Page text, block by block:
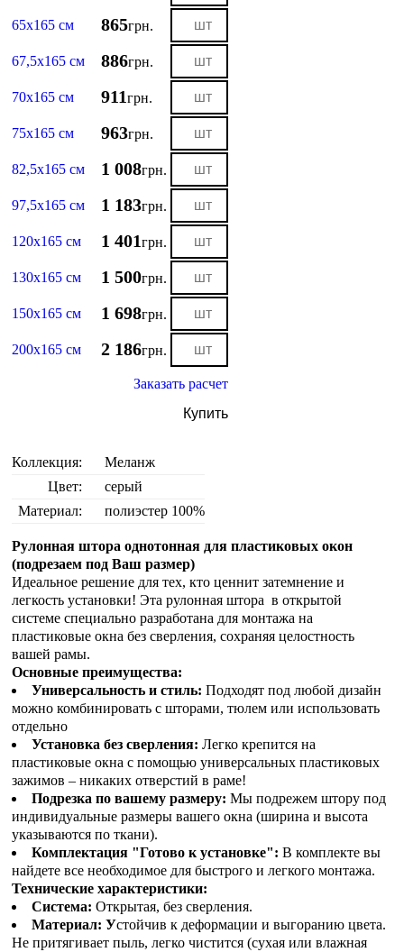
65х165 см 865грн.
67,5х165 см 886грн.
70х165 см 911грн.
75х165 см 963грн.
82,5х165 см 1 008грн.
97,5х165 см 1 183грн.
120х165 см 1 401грн.
130х165 см 1 500грн.
150х165 см 1 698грн.
200х165 см 2 186грн.
Заказать расчет
Купить
Коллекция:
Меланж
Цвет:
серый
Материал:
полиэстер 100%
Рулонная штора однотонная для пластиковых окон
(подрезаем под Ваш размер)
Идеальное решение для тех, кто ценнит затемнение и
легкость установки! Эта рулонная штора в открытой
системе специально разработана для монтажа на
пластиковые окна без сверления, сохраняя целостность
вашей рамы.
Основные преимущества:
Универсальность и стиль: Подходят под любой дизайн
можно комбинировать с шторами, тюлем или использовать
отдельно
Установка без сверления: Легко крепится на
пластиковые окна с помощью универсальных пластиковых
зажимов – никаких отверстий в раме!
Подрезка по вашему размеру: Мы подрежем штору под
индивидуальные размеры вашего окна (ширина и высота
указываются по ткани).
Комплектация "Готово к установке": В комплекте вы
найдете все необходимое для быстрого и легкого монтажа.
Технические характеристики:
Система: Открытая, без сверления.
Материал: Устойчив к деформации и выгоранию цвета.
Не притягивает пыль, легко чистится (сухая или влажная